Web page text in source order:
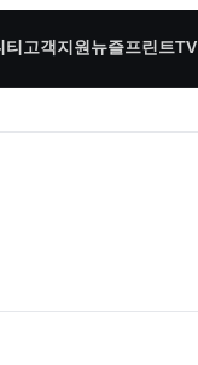
고객지원 뉴즐프린트TV